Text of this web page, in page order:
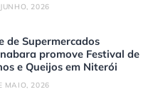
2026
de Supermercados
promove Festival de
e Queijos em Niterói
MAIO, 2026